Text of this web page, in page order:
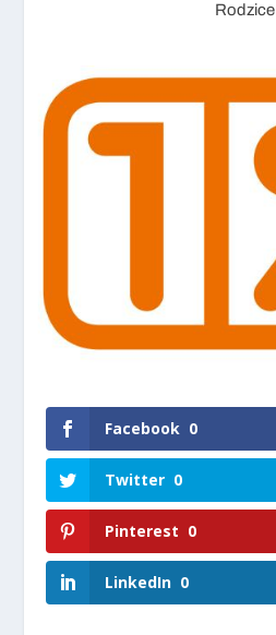
Rodzice
Facebook 0
Twitter 0
Pinterest 0
LinkedIn 0